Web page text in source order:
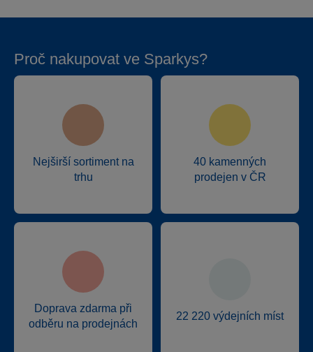
Proč nakupovat ve Sparkys?
Nejširší sortiment na
trhu
40 kamenných
prodejen v ČR
Doprava zdarma při
odběru na prodejnách
22 220 výdejních míst